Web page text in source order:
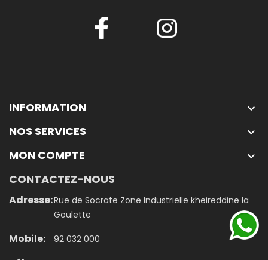
INFORMATION 
NOS SERVICES 
MON COMPTE 
CONTACTEZ-NOUS
Adresse:Rue de Socrate Zone Industrielle kheireddine la
Goulette
Mobile: 92 032 000